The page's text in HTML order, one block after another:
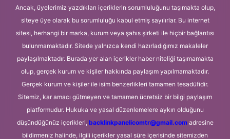
Ancak, üyelerimiz yazdıkları içeriklerin sorumluluğunu taşımakta olup,
siteye üye olarak bu sorumluluğu kabul etmiş sayılırlar. Bu internet
sitesi, herhangi bir marka, kurum veya şahıs şirketi ile hiçbir bağlantısı
bulunmamaktadır. Sitede yalnızca kendi hazırladığımız makaleler
paylaşılmaktadır. Burada yer alan içerikler haber niteliği taşımamakta
olup, gerçek kurum ve kişiler hakkında paylaşım yapılmamaktadır.
Gerçek kurum ve kişiler ile isim benzerlikleri tamamen tesadüfidir.
Sitemiz, kar amacı gütmeyen ve tamamen ücretsiz bir bilgi paylaşım
platformudur. Hukuka ve yasal düzenlemelere aykırı olduğunu
düşündüğünüz içerikleri, backlinkpanelicomtr@gmail.comadresine
bildirmeniz halinde, ilgili içerikler yasal süre içerisinde sitemizden